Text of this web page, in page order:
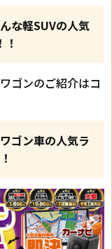
な軽SUVの人気
ゴンのご紹介はコ
ゴン車の人気ラ